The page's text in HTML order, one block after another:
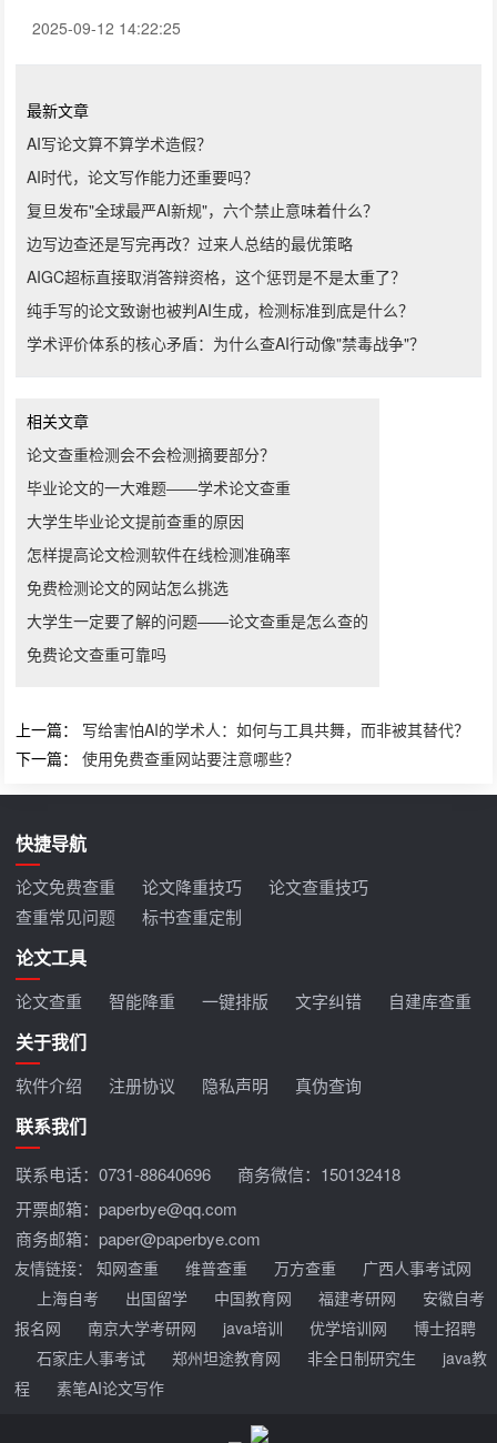
2025-09-12 14:22:25
最新文章
AI写论文算不算学术造假？
AI时代，论文写作能力还重要吗？
复旦发布"全球最严AI新规"，六个禁止意味着什么？
边写边查还是写完再改？过来人总结的最优策略
AIGC超标直接取消答辩资格，这个惩罚是不是太重了？
纯手写的论文致谢也被判AI生成，检测标准到底是什么？
学术评价体系的核心矛盾：为什么查AI行动像"禁毒战争"？
相关文章
论文查重检测会不会检测摘要部分？
毕业论文的一大难题――学术论文查重
大学生毕业论文提前查重的原因
怎样提高论文检测软件在线检测准确率
免费检测论文的网站怎么挑选
大学生一定要了解的问题——论文查重是怎么查的
免费论文查重可靠吗
上一篇： 写给害怕AI的学术人：如何与工具共舞，而非被其替代？
下一篇：使用免费查重网站要注意哪些？
快捷导航
论文免费查重 论文降重技巧
论文查重技巧
查重常见问题
标书查重定制
论文工具
论文查重 智能降重 一键排版 文字纠错 自建库查重
关于我们
软件介绍 注册协议 隐私声明 真伪查询
联系我们
联系电话：0731-88640696
商务微信：150132418
开票邮箱：paperbye@qq.com
商务邮箱：paper@paperbye.com
友情链接：知网查重 维普查重 万方查重
广西人事考试网
上海自考
出国留学 中国教育网 福建考研网
安徽自考
报名网
南京大学考研网 java培训 优学培训网
博士招聘
石家庄人事考试
郑州坦途教育网 非全日制研究生
java教
程
素笔AI论文写作